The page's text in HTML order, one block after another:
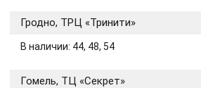
Гродно, ТРЦ «Тринити»
В наличии: 44, 48, 54
Гомель, ТЦ «Секрет»